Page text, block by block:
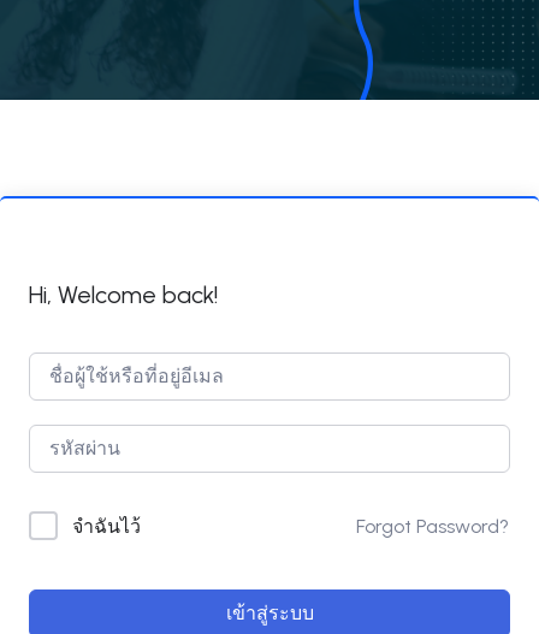
Hi, Welcome back!
จำฉันไว้ Forgot Password?
เข้าสู่ระบบ